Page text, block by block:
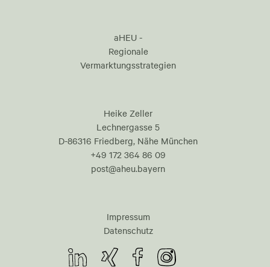
aHEU -
Regionale
Vermarktungsstrategien
Heike Zeller
Lechnergasse 5
D-86316 Friedberg, Nähe München
+49 172 364 86 09
post@aheu.bayern
Impressum
Datenschutz